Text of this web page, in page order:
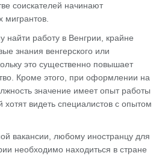
соискателей начинают
мигрантов.
работу в Венгрии, крайне
знания венгерского или
это существенно повышает
Кроме этого, при оформлении на
значение имеет опыт работы
видеть специалистов с опытом
вакансии, любому иностранцу для
необходимо находиться в стране